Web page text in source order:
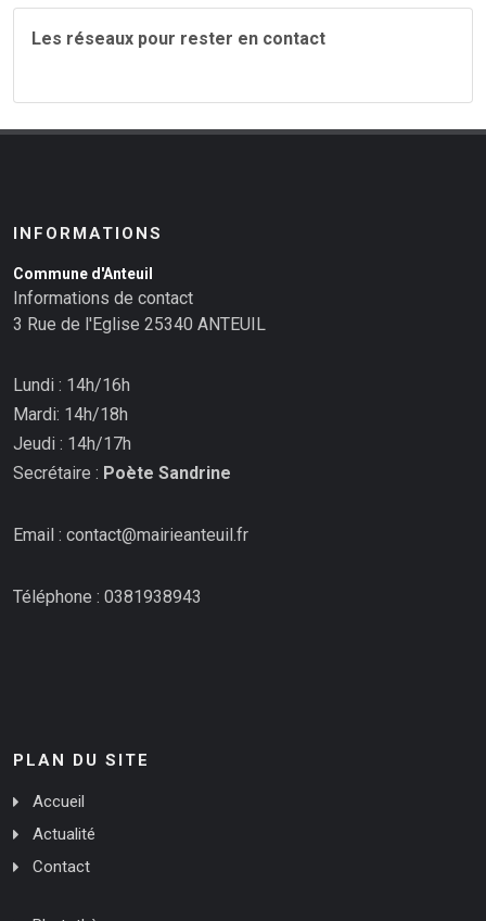
Les réseaux pour rester en contact
INFORMATIONS
Commune d'Anteuil
Informations de contact
3 Rue de l'Eglise 25340 ANTEUIL
Lundi : 14h/16h
Mardi: 14h/18h
Jeudi : 14h/17h
Secrétaire : Poète Sandrine
Email : contact@mairieanteuil.fr
Téléphone : 0381938943
PLAN DU SITE
Accueil
Actualité
Contact